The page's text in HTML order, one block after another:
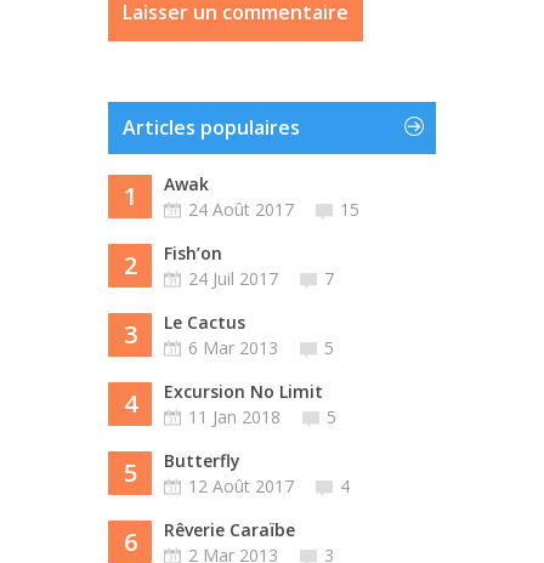
Articles populaires
1
Awak
24 Août 2017
15
2
Fish’on
24 Juil 2017
7
3
Le Cactus
6 Mar 2013
5
4
Excursion No Limit
11 Jan 2018
5
5
Butterfly
12 Août 2017
4
6
Rêverie Caraïbe
2 Mar 2013
3